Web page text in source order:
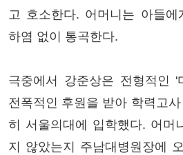
고 호소한다. 어머니는 아들에
하염 없이 통곡한다.
극중에서 강준상은 전형적인 '
전폭적인 후원을 받아 학력고
히 서울의대에 입학했다. 어머
지 않았는지 주남대병원장에